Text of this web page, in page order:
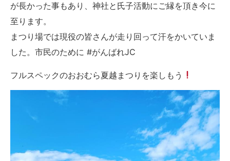
が長かった事もあり、神社と氏子活動にご縁を頂き今に
至ります。
まつり場では現役の皆さんが走り回って汗をかいていま
した。市民のために #がんばれJC
フルスペックのおおむら夏越まつりを楽しもう